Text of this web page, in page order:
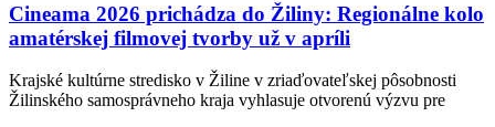
Cineama 2026 prichádza do Žiliny: Regionálne kolo
amatérskej filmovej tvorby už v apríli
Krajské kultúrne stredisko v Žiline v zriaďovateľskej pôsobnosti
Žilinského samosprávneho kraja vyhlasuje otvorenú výzvu pre